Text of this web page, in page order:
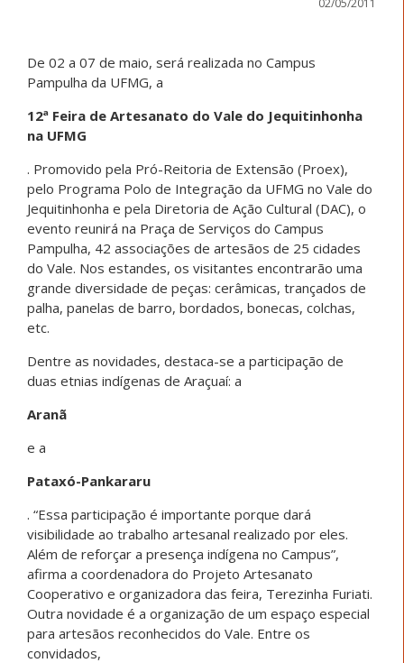
De 02 a 07 de maio, será realizada no Campus
Pampulha da UFMG, a
12ª Feira de Artesanato do Vale do Jequitinhonha
na UFMG
. Promovido pela Pró-Reitoria de Extensão (Proex),
pelo Programa Polo de Integração da UFMG no Vale do
Jequitinhonha e pela Diretoria de Ação Cultural (DAC), o
evento reunirá na Praça de Serviços do Campus
Pampulha, 42 associações de artesãos de 25 cidades
do Vale. Nos estandes, os visitantes encontrarão uma
grande diversidade de peças: cerâmicas, trançados de
palha, panelas de barro, bordados, bonecas, colchas,
etc.
Dentre as novidades, destaca-se a participação de
duas etnias indígenas de Araçuaí: a
Aranã
e a
Pataxó-Pankararu
. “Essa participação é importante porque dará
visibilidade ao trabalho artesanal realizado por eles.
Além de reforçar a presença indígena no Campus”,
afirma a coordenadora do Projeto Artesanato
Cooperativo e organizadora das feira, Terezinha Furiati.
Outra novidade é a organização de um espaço especial
para artesãos reconhecidos do Vale. Entre os
convidados,